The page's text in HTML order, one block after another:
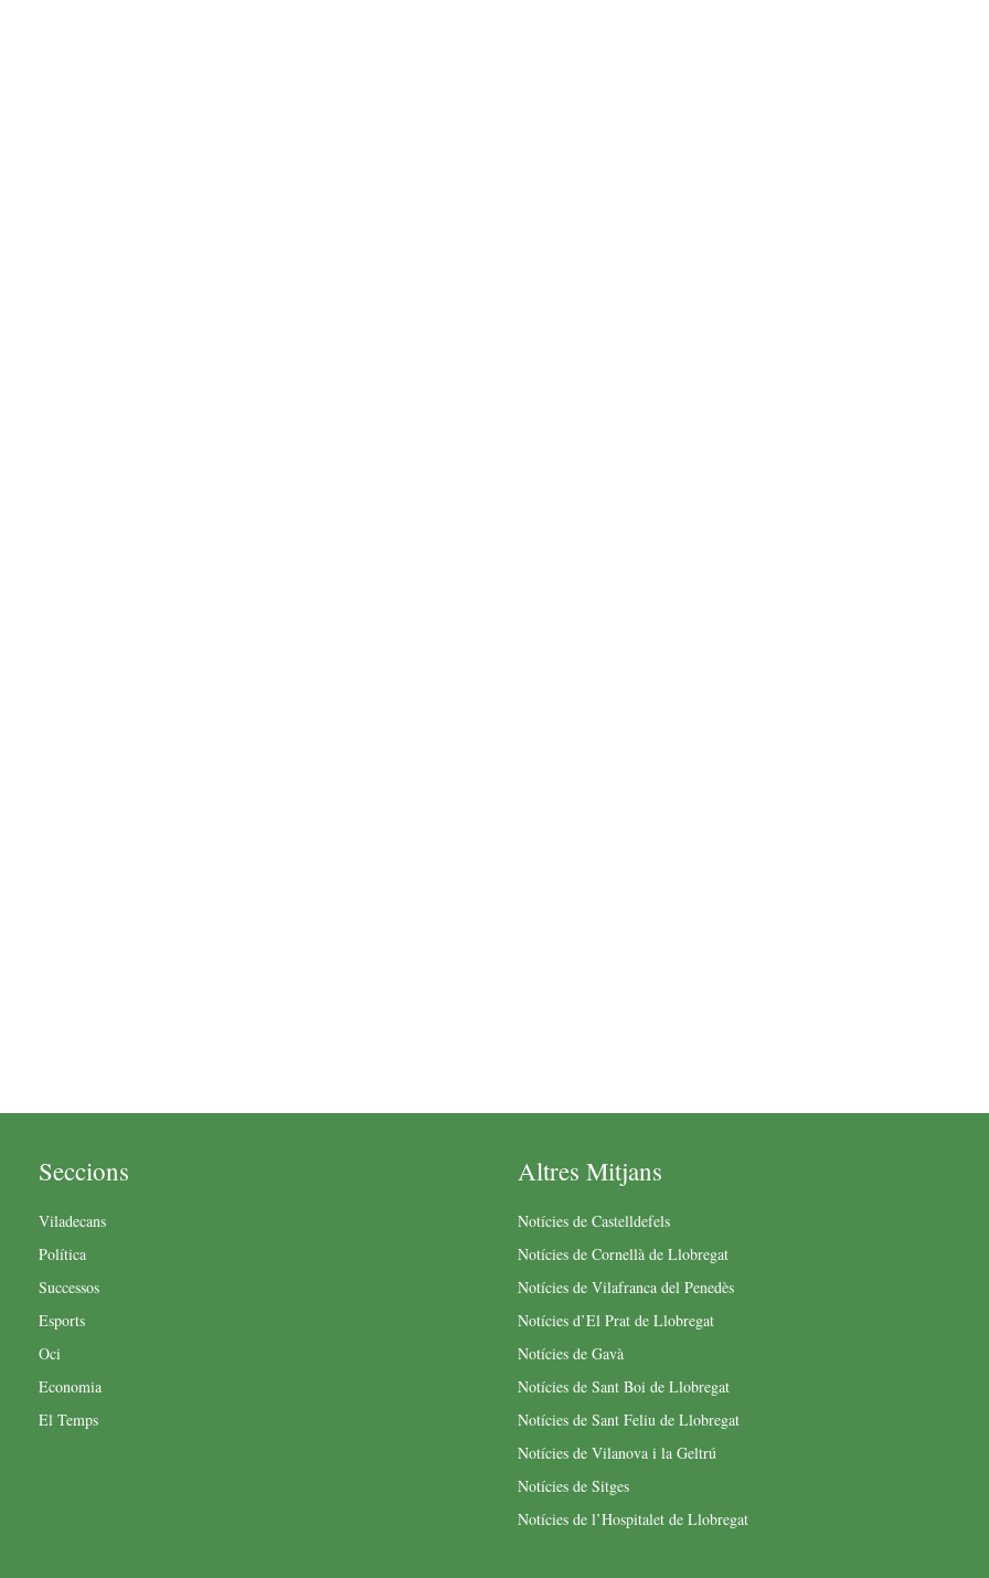
Seccions
Viladecans
Política
Successos
Esports
Oci
Economia
El Temps
Altres Mitjans
Notícies de Castelldefels
Notícies de Cornellà de Llobregat
Notícies de Vilafranca del Penedès
Notícies d’El Prat de Llobregat
Notícies de Gavà
Notícies de Sant Boi de Llobregat
Notícies de Sant Feliu de Llobregat
Notícies de Vilanova i la Geltrú
Notícies de Sitges
Notícies de l’Hospitalet de Llobregat